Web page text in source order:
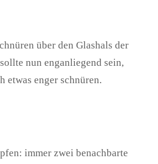
über den Glashals der
nun enganliegend sein,
etwas enger schnüren.
immer zwei benachbarte